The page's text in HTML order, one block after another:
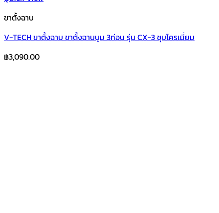
ขาตั้งฉาบ
V-TECH ขาตั้งฉาบ ขาตั้งฉาบบูม 3ท่อน รุ่น CX-3 ชุบโครเมี่ยม
฿3,090.00